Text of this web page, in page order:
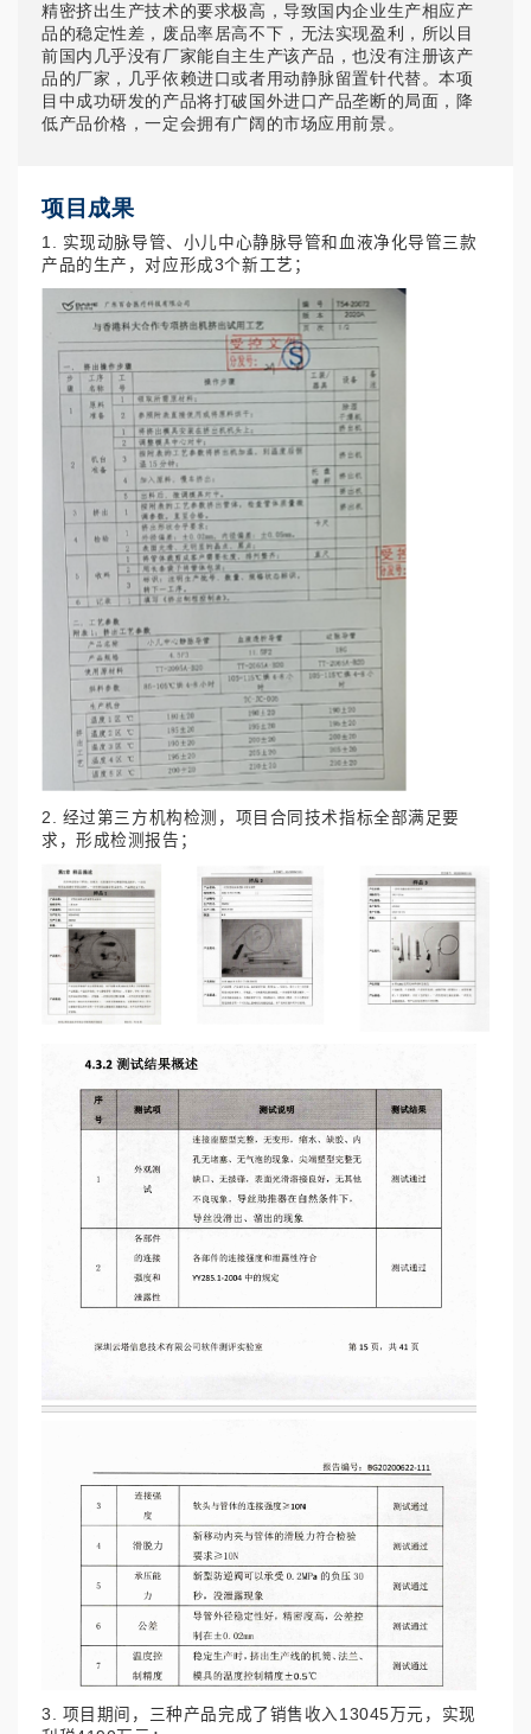
精密挤出生产技术的要求极高，导致国内企业生产相应产
品的稳定性差，废品率居高不下，无法实现盈利，所以目
前国内几乎没有厂家能自主生产该产品，也没有注册该产
品的厂家，几乎依赖进口或者用动静脉留置针代替。本项
目中成功研发的产品将打破国外进口产品垄断的局面，降
低产品价格，一定会拥有广阔的市场应用前景。
项目成果
1. 实现动脉导管、小儿中心静脉导管和血液净化导管三款
产品的生产，对应形成3个新工艺；
2. 经过第三方机构检测，项目合同技术指标全部满足要
求，形成检测报告；
3. 项目期间，三种产品完成了销售收入13045万元，实现